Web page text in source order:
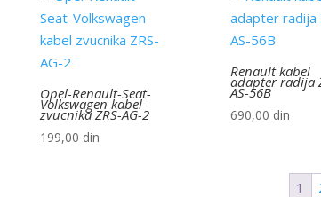
Opel-Renault-Seat-
Volkswagen kabel
zvucnika ZRS-AG-2
199,00 din
Renault kabel
adapter radija
AS-56B
690,00 din
1